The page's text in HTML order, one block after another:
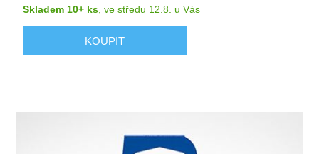
Skladem 10+ ks,ve středu 12.8. u Vás